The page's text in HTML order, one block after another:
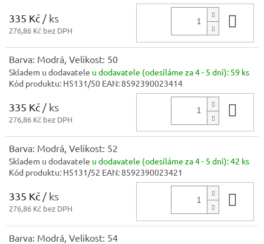
335 Kč / ks
276,86 Kč bez DPH
Barva: Modrá, Velikost: 50
Skladem u dodavatele u dodavatele (odesíláme za 4 - 5 dní): 59 ks
Kód produktu: H5131/50 EAN:8592390023414
335 Kč / ks
276,86 Kč bez DPH
Barva: Modrá, Velikost: 52
Skladem u dodavatele u dodavatele (odesíláme za 4 - 5 dní):42 ks
Kód produktu: H5131/52 EAN:8592390023421
335 Kč / ks
276,86 Kč bez DPH
Barva: Modrá, Velikost: 54